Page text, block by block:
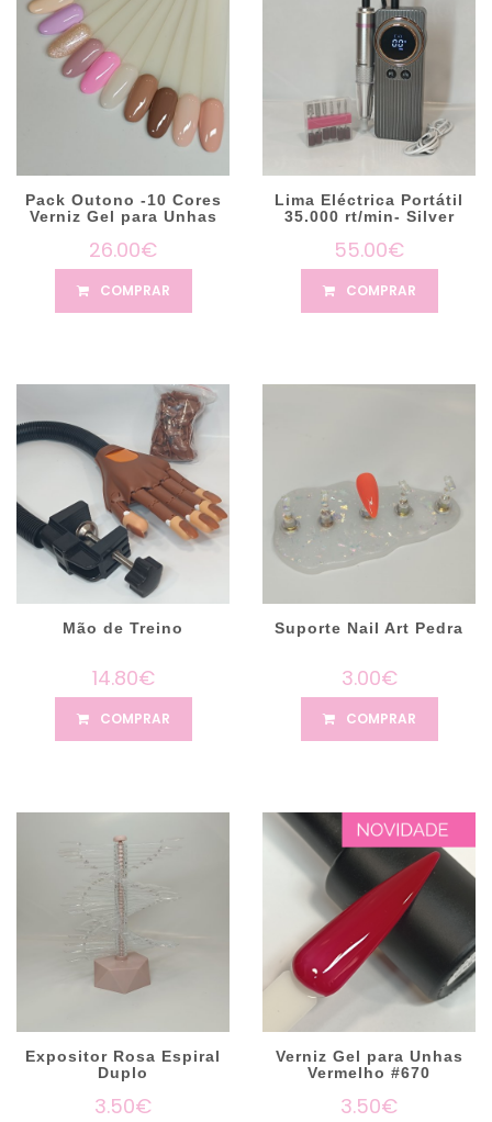
Pack Outono -10 Cores
Verniz Gel para Unhas
26.00€
COMPRAR
Lima Eléctrica Portátil
35.000 rt/min- Silver
55.00€
COMPRAR
Mão de Treino
14.80€
COMPRAR
Suporte Nail Art Pedra
3.00€
COMPRAR
Expositor Rosa Espiral
Duplo
3.50€
Verniz Gel para Unhas
Vermelho #670
3.50€